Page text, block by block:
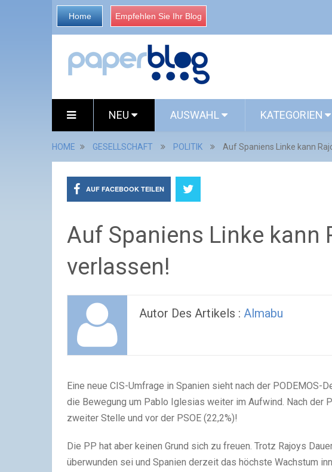
Home Empfehlen Sie Ihr Blog
NEU AUSWAHL KATEGORIEN
HOME GESELLSCHAFT POLITIK Auf Spaniens Linke kann
AUF FACEBOOK TEILEN
Auf Spaniens Linke kann
verlassen!
Autor Des Artikels : Almabu
Eine neue CIS-Umfrage in Spanien sieht nach der PODEMOS-
die Bewegung um Pablo Iglesias weiter im Aufwind. Nach der
zweiter Stelle und vor der PSOE (22,2%)!
Die PP hat aber keinen Grund sich zu freuen. Trotz Rajoys
überwunden sei und Spanien derzeit das höchste Wachstum